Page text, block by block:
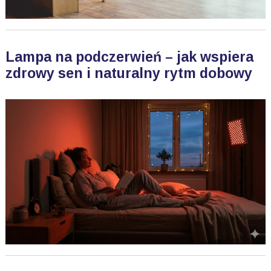
Lampa na podczerwień – jak wspiera
zdrowy sen i naturalny rytm dobowy